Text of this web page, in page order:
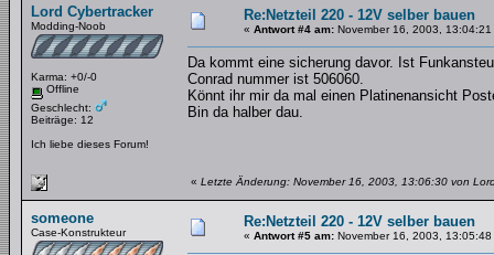
Lord Cybertracker
Modding-Noob
Karma: +0/-0
Offline
Geschlecht:
Beiträge: 12
Ich liebe dieses Forum!
Re:Netzteil 220 - 12V selber bauen
« Antwort #4 am: November 16, 2003, 13:04:21
Da kommt eine sicherung davor. Ist
Conrad nummer ist 506060.
Könnt ihr mir da mal einen Platinenansicht
Bin da halber dau.
« Letzte Änderung: November 16, 2003, 13:06:30 von
someone
Case-Konstrukteur
Re:Netzteil 220 - 12V selber bauen
« Antwort #5 am: November 16, 2003, 13:05:48